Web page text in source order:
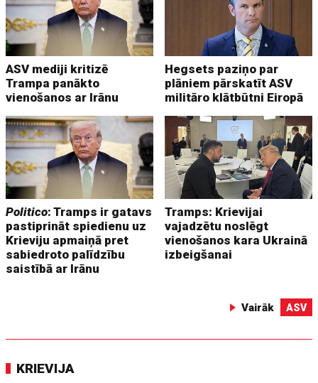
ASV mediji kritizē
Trampa panākto
vienošanos ar Irānu
Hegsets paziņo par
plāniem pārskatīt ASV
militāro klātbūtni Eiropā
Politico: Tramps ir gatavs
pastiprināt spiedienu uz
Krieviju apmaiņā pret
sabiedroto palīdzību
saistībā ar Irānu
Tramps: Krievijai
vajadzētu noslēgt
vienošanos kara Ukrainā
izbeigšanai
Vairāk ASV
KRIEVIJA